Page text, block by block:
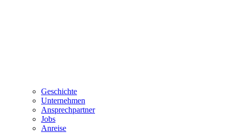
Geschichte
Unternehmen
Ansprechpartner
Jobs
Anreise